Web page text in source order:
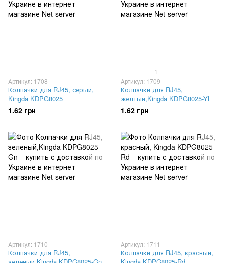
Артикул: 1708
Колпачки для RJ45, серый,
Kingda KDPG8025
1.62 грн
1
Артикул: 1709
Колпачки для RJ45,
желтый,Kingda KDPG8025-Yl
1.62 грн
Артикул: 1710
Колпачки для RJ45,
Артикул: 1711
Колпачки для RJ45, красный,